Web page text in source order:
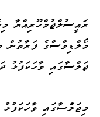
ރައީސުލްޖުމްހޫރިއްޔާ
މޯލްޑިވްސްގެ ފަރާތުން
ޖަލްސާގައި ވާހަކަފުޅު
މިޖަލްސާގައި